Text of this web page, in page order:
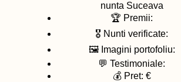
nunta Suceava
🏆 Premii:
🎖️ Nunti verificate:
🖼️ Imagini portofoliu:
💬 Testimoniale:
💰 Pret: €